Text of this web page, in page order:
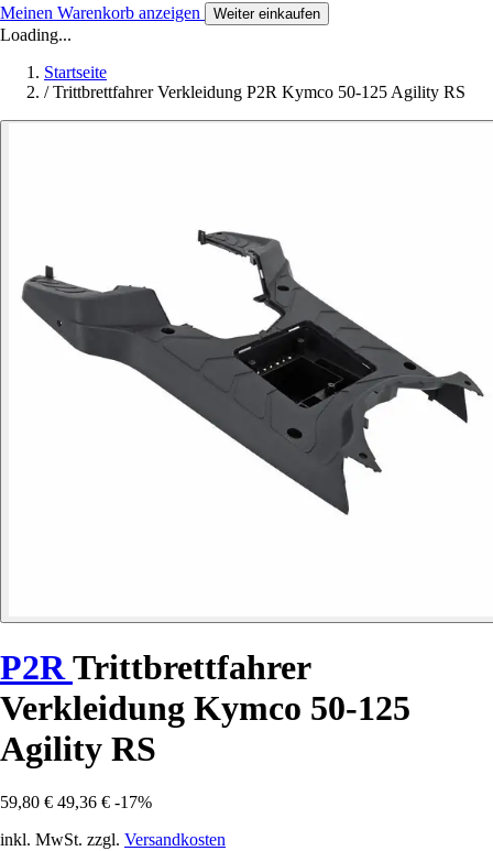
Meinen Warenkorb anzeigen Weiter einkaufen
Loading...
Startseite
/ Trittbrettfahrer Verkleidung P2R Kymco 50-125 Agility RS
P2RTrittbrettfahrer
Verkleidung Kymco 50-125
Agility RS
59,80 € 49,36 € -17%
inkl. MwSt. zzgl. Versandkosten